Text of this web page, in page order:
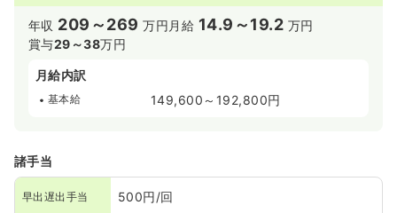
年収 209～269 万円 月給 14.9～19.2 万円
賞与29～38万円
月給内訳
基本給 149,600～192,800円
諸手当
早出遅出手当 500円/回